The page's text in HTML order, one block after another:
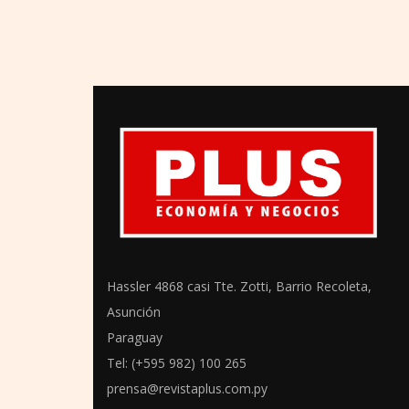
Hassler 4868 casi Tte. Zotti, Barrio Recoleta,
Asunción
Paraguay
Tel: (+595 982) 100 265
prensa@revistaplus.com.py